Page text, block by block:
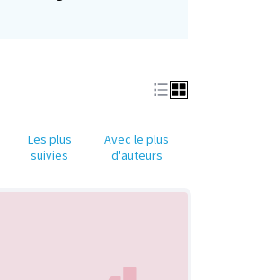
Les plus
suivies
Avec le plus
d'auteurs